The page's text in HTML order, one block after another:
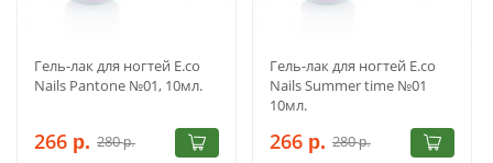
Гель-лак для ногтей E.co
Nails Pantone №01, 10мл.
266 р. 280р.
Гель-лак для ногтей E.co
Nails Summer time №01
10мл.
266 р. 280р.